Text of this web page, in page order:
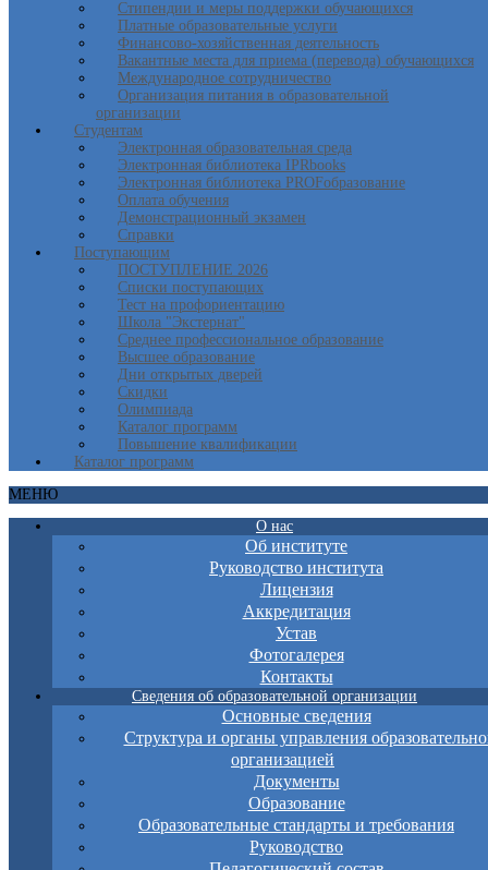
Стипендии и меры поддержки обучающихся
Платные образовательные услуги
Финансово-хозяйственная деятельность
Вакантные места для приема (перевода) обучающихся
Международное сотрудничество
Организация питания в образовательной
организации
Студентам
Электронная образовательная среда
Электронная библиотека IPRbooks
Электронная библиотека PROFобразование
Оплата обучения
Демонстрационный экзамен
Справки
Поступающим
ПОСТУПЛЕНИЕ 2026
Списки поступающих
Тест на профориентацию
Школа "Экстернат"
Среднее профессиональное образование
Высшее образование
Дни открытых дверей
Скидки
Олимпиада
Каталог программ
Повышение квалификации
Каталог программ
МЕНЮ
О нас
Об институте
Руководство института
Лицензия
Аккредитация
Устав
Фотогалерея
Контакты
Сведения об образовательной организации
Основные сведения
Структура и органы управления
организацией
Документы
Образование
Образовательные стандарты и требования
Руководство